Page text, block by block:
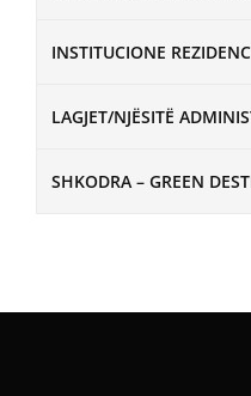
INSTITUCIONE
LAGJET/NJËSITË
SHKODRA – GREEN